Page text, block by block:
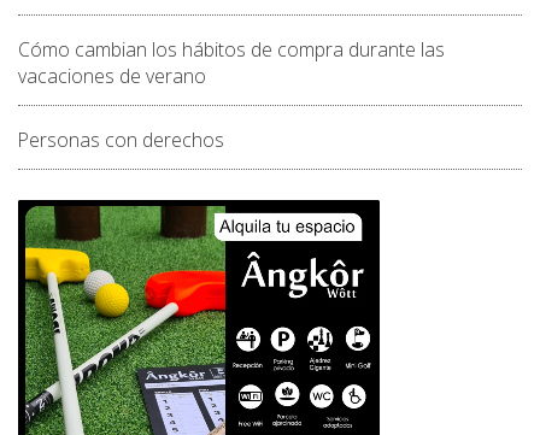
Cómo cambian los hábitos de compra durante las
vacaciones de verano
Personas con derechos